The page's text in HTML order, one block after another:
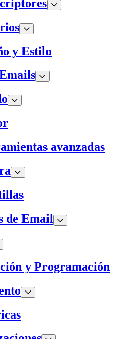
y Estilo
avanzadas
de Email
y Programación